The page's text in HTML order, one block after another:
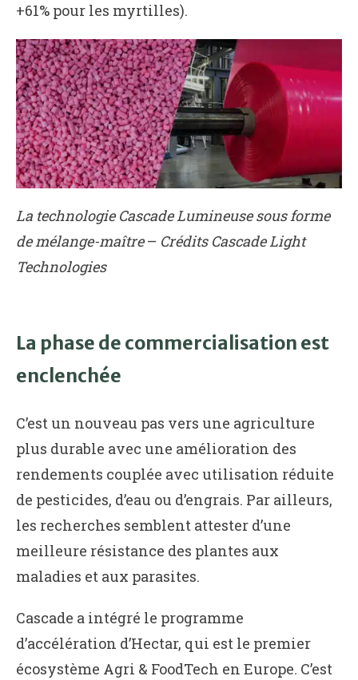
+61% pour les myrtilles).
La technologie Cascade Lumineuse sous forme
de mélange-maître– Crédits Cascade Light
Technologies
La phase de commercialisation est
enclenchée
C’est un nouveau pas vers une agriculture
plus durable avec une amélioration des
rendements couplée avec utilisation réduite
de pesticides, d’eau ou d’engrais. Par ailleurs,
les recherches semblent attester d’une
meilleure résistance des plantes aux
maladies et aux parasites.
Cascade a intégré le programme
d’accélération d’Hectar, qui est le premier
écosystème Agri & FoodTech en Europe. C’est